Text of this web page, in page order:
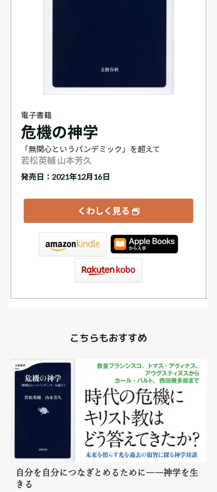
電子書籍
危機の神学
「無関心というパンデミック」を超えて
若松英輔 山本芳久
発売日：2021年12月16日
くわしく見る
こちらもおすすめ
自分を自分につなぎとめるために――神学を生
きる